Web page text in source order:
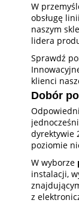
W
obsługę
naszym
lidera
Sprawdź
klienci
Dobór
Odpowiedni
dyrektywie
poziomie
W wyborze
instalacji,
z